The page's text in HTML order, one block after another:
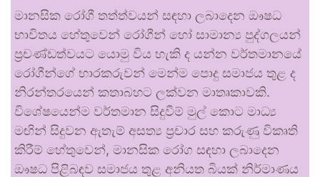
මානසික රෝගී තත්ත්වයන් සඳහා ලබාදෙන ඖෂධ
භාවිතය හේතුවෙන් රෝගීන් හෝ සාමාන්‍ය පුද්ගලයන්
ප්‍රචණ්ඩත්වයට යොමු විය හැකි ද යන්න වර්තමානයේ
රෝගීන්ගේ භාරකරුවන් මෙන්ම පොදු සමාජය තුළ ද
නිරන්තරයෙන් කතාබහට ලක්වන මාතෘකාවකි.
විශේෂයෙන්ම වර්තමාන සිදුවීම් මුල් කොට මාධ්‍ය
මඟින් සිදුවන ඇතැම් අසත්‍ය ප්‍රචාර සහ කරුණු විකෘති
කිරීම් හේතුවෙන්, මානසික රෝග සඳහා ලබාදෙන
ඖෂධ පිළිබඳව සමාජය තුළ අනියත බියක් නිර්මාණය